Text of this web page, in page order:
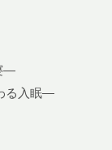
—
る入眠—